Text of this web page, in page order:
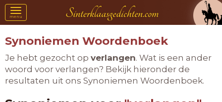
Toggle
navigation
menu
Synoniemen Woordenboek
Je hebt gezocht op verlangen. Wat is een ander
woord voor verlangen? Bekijk hieronder de
resultaten uit ons Synoniemen Woordenboek.